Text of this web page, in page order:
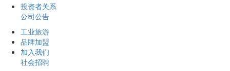
投资者关系
公司公告
工业旅游
品牌加盟
加入我们
社会招聘